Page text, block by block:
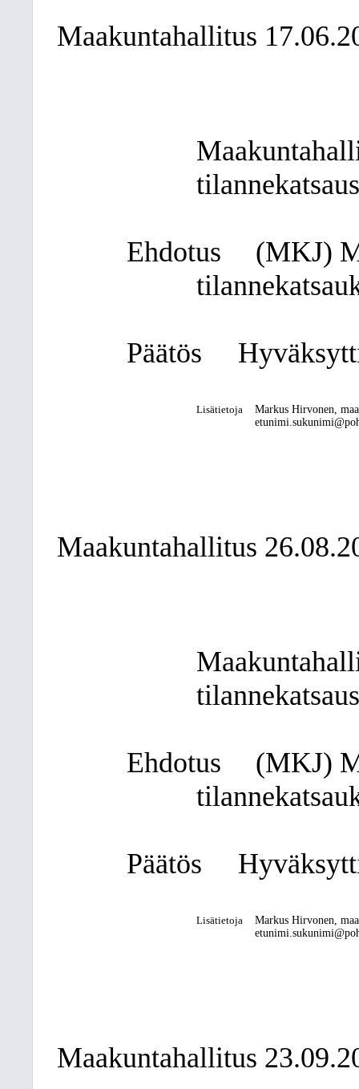
Maakuntahallitus
Ehdotus
(MKJ)
Päätös
Lisätietoja
Markus Hirvonen,
Maakuntahallitus
Ehdotus
(MKJ)
Päätös
Lisätietoja
Markus Hirvonen,
Maakuntahallitus